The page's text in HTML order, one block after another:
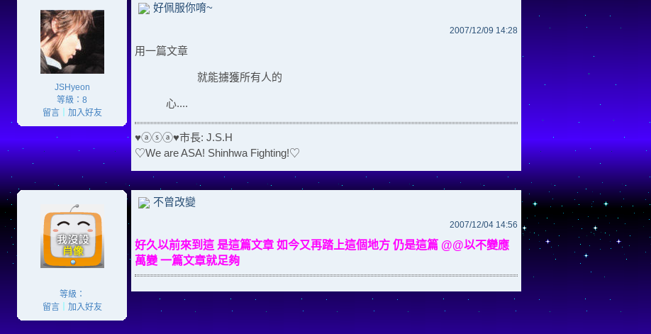
JSHyeon
等級：8
留言｜ 加入好友
好佩服你唷~
2007/12/09 14:28
用一篇文章
就能擄獲所有人的
心....
♥ⓐⓢⓐ♥市長: J.S.H
♡We are ASA! Shinhwa Fighting!♡
等級：
留言｜ 加入好友
不曾改變
2007/12/04 14:56
好久以前來到這 是這篇文章 如今又再踏上這個地方 仍是這篇 @@以不變應
萬變 一篇文章就足夠